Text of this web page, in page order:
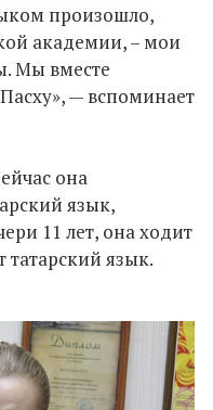
произошло,
академии, – мои
Мы вместе
— вспоминает
она
язык,
11 лет, она ходит
язык.